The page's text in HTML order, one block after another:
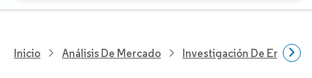
Inicio Análisis De Mercado Investigación De Envases